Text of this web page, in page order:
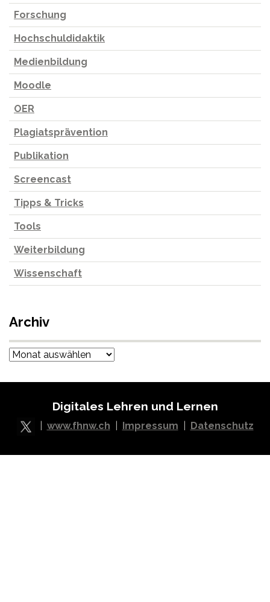
Forschung
Hochschuldidaktik
Medienbildung
Moodle
OER
Plagiatsprävention
Publikation
Screencast
Tipps & Tricks
Tools
Weiterbildung
Wissenschaft
Archiv
Archiv
Digitales Lehren und Lernen
www.fhnw.ch Impressum Datenschutz